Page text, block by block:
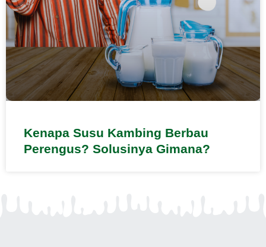
Kenapa Susu Kambing Berbau
Perengus? Solusinya Gimana?